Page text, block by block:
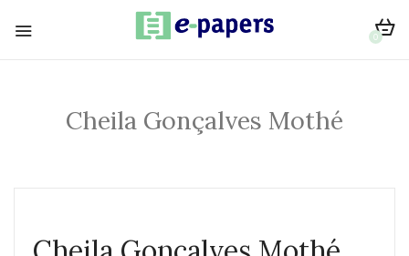
0
Cheila Gonçalves Mothé